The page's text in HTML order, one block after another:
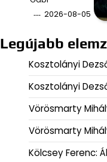
2026-08-05
Legújabb
Kosztolányi
Kosztolányi
Vörösmarty
Vörösmarty
Kölcsey Ferenc: